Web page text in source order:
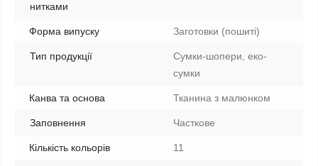
нитками
Форма випуску Заготовки (пошиті)
Тип продукції
Сумки-шопери, еко-
сумки
Канва та основа Тканина з малюнком
Заповнення Часткове
Кількість кольорів 11